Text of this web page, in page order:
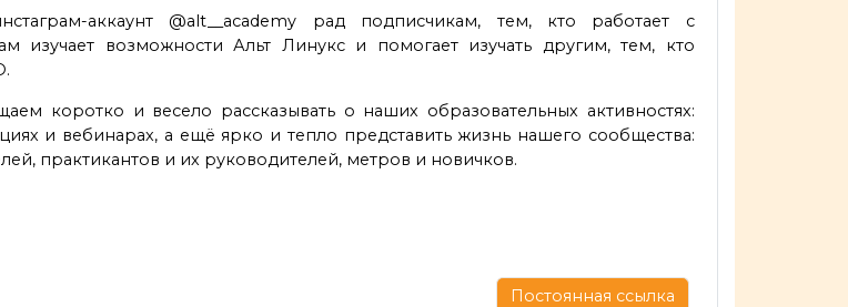
аккаунт @alt__academy рад подписчикам, тем, кто работает с
изучает возможности Альт Линукс и помогает изучать другим, тем, кто
коротко и весело рассказывать о наших образовательных активностях:
и вебинарах, а ещё ярко и тепло представить жизнь нашего сообщества:
практикантов и их руководителей, метров и новичков.
Постоянная ссылка